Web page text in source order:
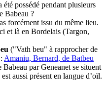
possédé pendant plusieurs
Babeau ?
forcément issu du même lieu.
et là en Bordelais (Targon,
("Vath beu" à rapprocher de
Amaniu, Bernard, de Batbeu
par Geneanet se situent
aussi présent en langue d’oïl.